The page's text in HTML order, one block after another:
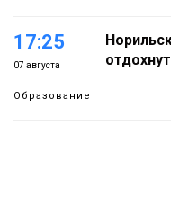
17:25
07 августа
Образование